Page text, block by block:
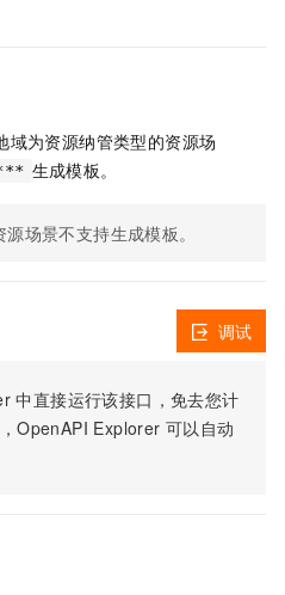
域为资源纳管类型的资源场
生成模板。
场景不支持生成模板。
中直接运行该接口，免去您计
OpenAPI Explorer 可以自动
调试